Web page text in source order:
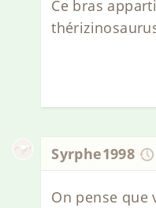
Ce bras
Syrphe1998
On pense que